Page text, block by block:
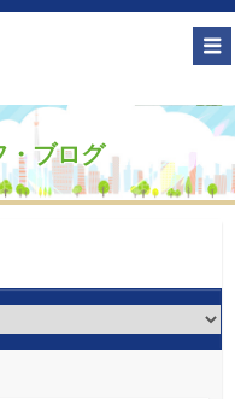
・ブログ